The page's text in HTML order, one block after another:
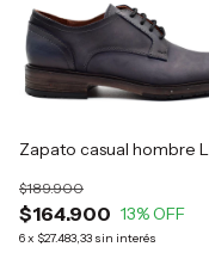
Zapato casual hombre
$164.900
$189.900
13% OFF
6x $27.483,33 sin interés